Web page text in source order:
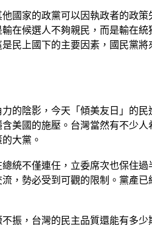
國家的政黨可以因執政者的政
在候選人不夠親民，而是輸在
民上國下的主要因素，國民黨
的陰影，今天「傾美友日」的民
美國的施壓。台灣當然有不少
大黨。
統不僅連任，立委席次也保住
，勢必受到可觀的限制。黨產
振，台灣的民主品質還能有多